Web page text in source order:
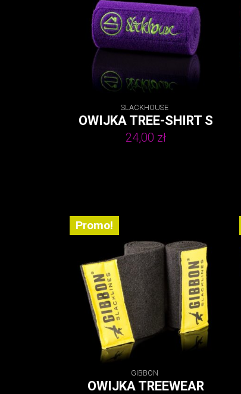
SLACKHOUSE
OWIJKA TREE-SHIRT S
24,00 zł
Promo!
GIBBON
OWIJKA TREEWEAR